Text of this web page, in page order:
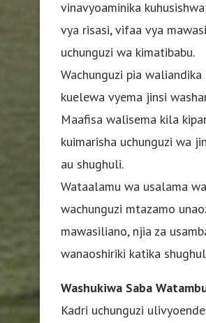
vinavyoaminika
vya risasi, vifaa vya
uchunguzi wa kimatibabu.
Wachunguzi pia
kuelewa vyema jinsi
Maafisa walisema kila
kuimarisha uchunguzi wa
au shughuli.
Wataalamu wa usalama
wachunguzi mtazamo
mawasiliano, njia za
wanaoshiriki katika
Washukiwa Saba
Kadri uchunguzi